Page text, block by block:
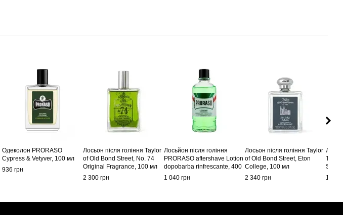
Одеколон PRORASO
Cypress & Vetyver, 100 мл
936 грн
Лосьон після гоління Taylor
of Old Bond Street, No. 74
Original Fragrance, 100 мл
2 300 грн
Лосьйон після гоління
PRORASO aftershave Lotion
dopobarba rinfrescante, 400
мл
1 040 грн
Лосьон після гоління Taylor
of Old Bond Street, Eton
College, 100 мл
2 340 грн
1 456